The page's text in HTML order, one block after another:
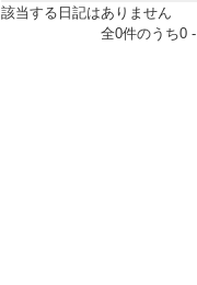
該当する日記はありません
全0件のうち0-